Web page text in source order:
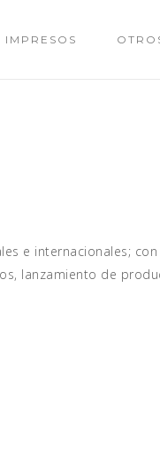
IMPRESOS
e internacionales;
lanzamiento de